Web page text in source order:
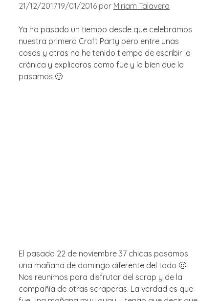
21/12/201719/01/2016 por Miriam Talavera
Ya ha pasado un tiempo desde que celebramos
nuestra primera Craft Party pero entre unas
cosas y otras no he tenido tiempo de escribir la
crónica y explicaros como fue y lo bien que lo
pasamos 🙂
El pasado 22 de noviembre 37 chicas pasamos
una mañana de domingo diferente del todo 🙂
Nos reunimos para disfrutar del scrap y de la
compañía de otras scraperas. La verdad es que